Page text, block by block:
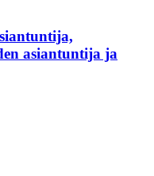
asiantuntija ja